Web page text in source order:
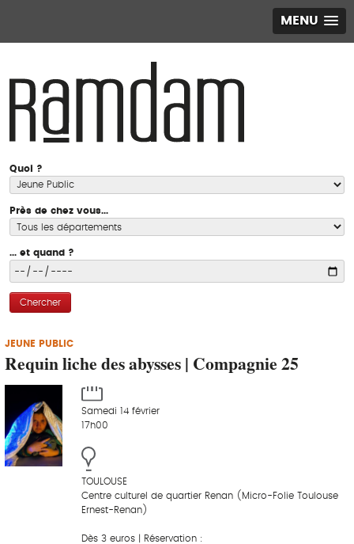
MENU
Quoi ?
Près de chez vous...
... et quand ?
Chercher
JEUNE PUBLIC
Requin liche des abysses | Compagnie 25
Samedi 14 février
17h00
TOULOUSE
Centre culturel de quartier Renan (Micro-Folie Toulouse
Ernest-Renan)
Dès 3 euros | Réservation :